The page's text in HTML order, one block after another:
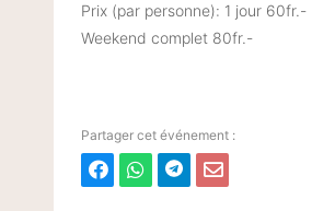
Prix (par personne): 1 jour 60fr.-
Weekend complet 80fr.-